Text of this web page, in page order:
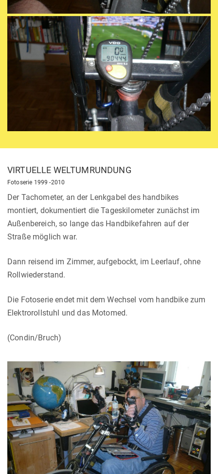
VIRTUELLE WELTUMRUNDUNG
Fotoserie 1999 -2010
Der Tachometer, an der Lenkgabel des handbikes
montiert, dokumentiert die Tageskilometer zunächst im
Außenbereich, so lange das Handbikefahren auf der
Straße möglich war.
Dann reisend im Zimmer, aufgebockt, im Leerlauf, ohne
Rollwiederstand.
Die Fotoserie endet mit dem Wechsel vom handbike zum
Elektrorollstuhl und das Motomed.
(Condin/Bruch)